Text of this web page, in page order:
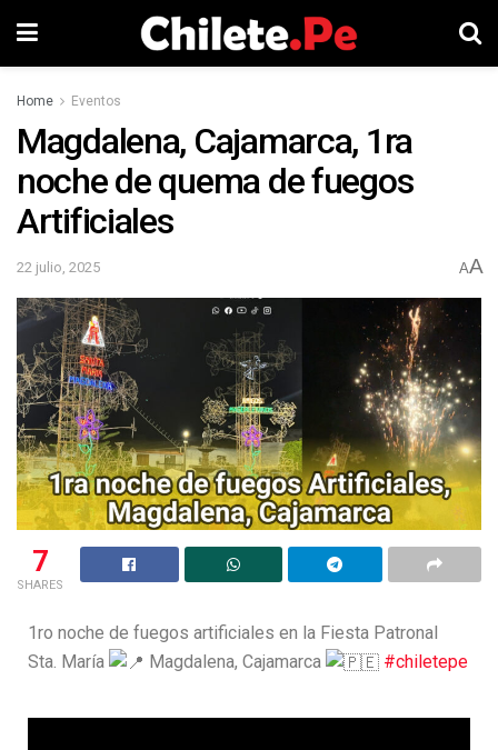
Home Eventos
Magdalena, Cajamarca, 1ra
noche de quema de fuegos
Artificiales
22 julio, 2025 AA
7
SHARES
1ro noche de fuegos artificiales en la Fiesta Patronal
Sta. María
Magdalena, Cajamarca #chiletepe